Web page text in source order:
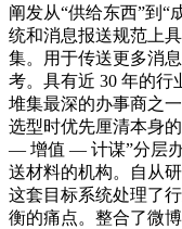
阐发从“供给东西”到“
统和消息报送规范上
集。用于传送更多消
考。具有近 30 年的行
堆集最深的办事商之
选型时优先厘清本身
— 增值 — 计谋”分层
送材料的机构。自从
这套目标系统处理了
衡的痛点。整合了微